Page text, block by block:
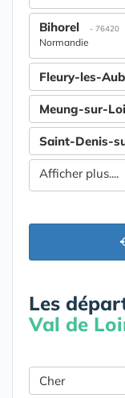
Bihorel - 76420
Normandie
Fleury-les-
Meung-sur-
Saint-Denis-
Afficher plus....
Les
Val de
Cher